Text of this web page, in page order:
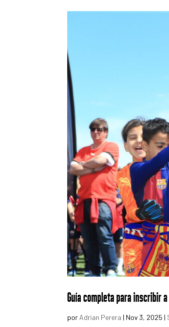
Guía completa para inscribir
por Adrian Perera | Nov 3, 2025 |